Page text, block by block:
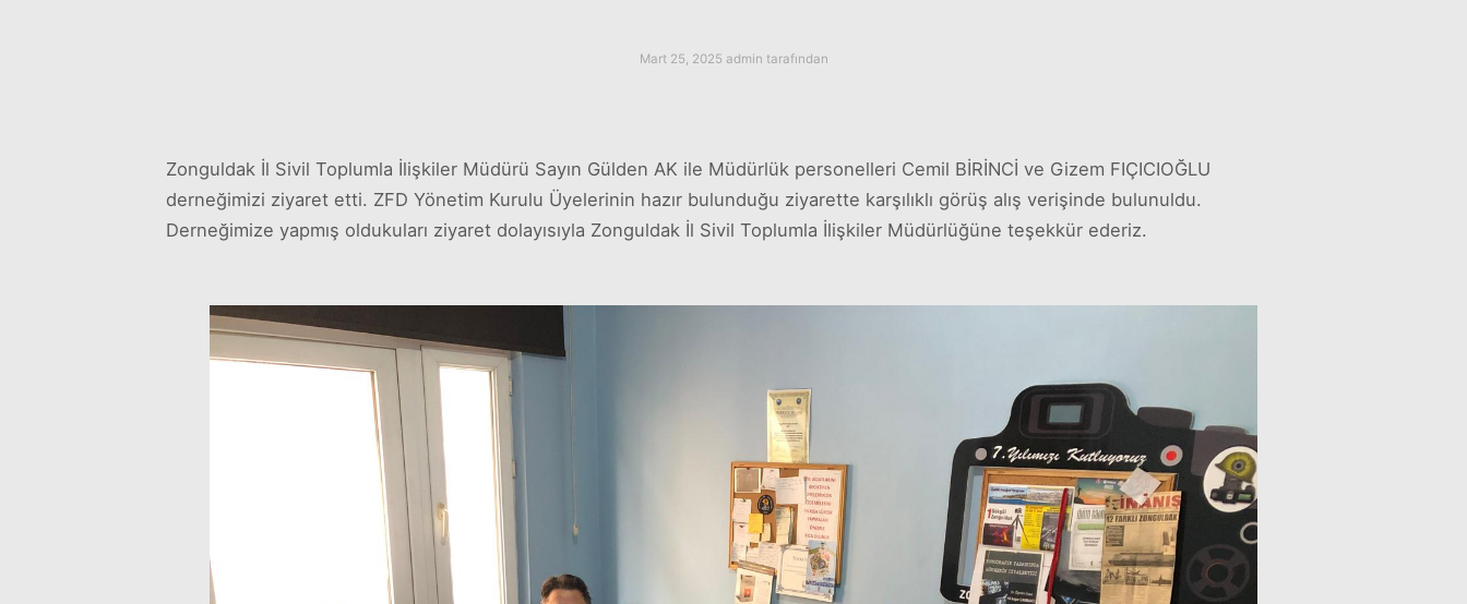
Mart 25, 2025 admin tarafından
Zonguldak İl Sivil Toplumla İlişkiler Müdürü Sayın Gülden AK ile Müdürlük personelleri Cemil BİRİNCİ ve Gizem FIÇICIOĞLU
derneğimizi ziyaret etti. ZFD Yönetim Kurulu Üyelerinin hazır bulunduğu ziyarette karşılıklı görüş alış verişinde bulunuldu.
Derneğimize yapmış oldukuları ziyaret dolayısıyla Zonguldak İl Sivil Toplumla İlişkiler Müdürlüğüne teşekkür ederiz.